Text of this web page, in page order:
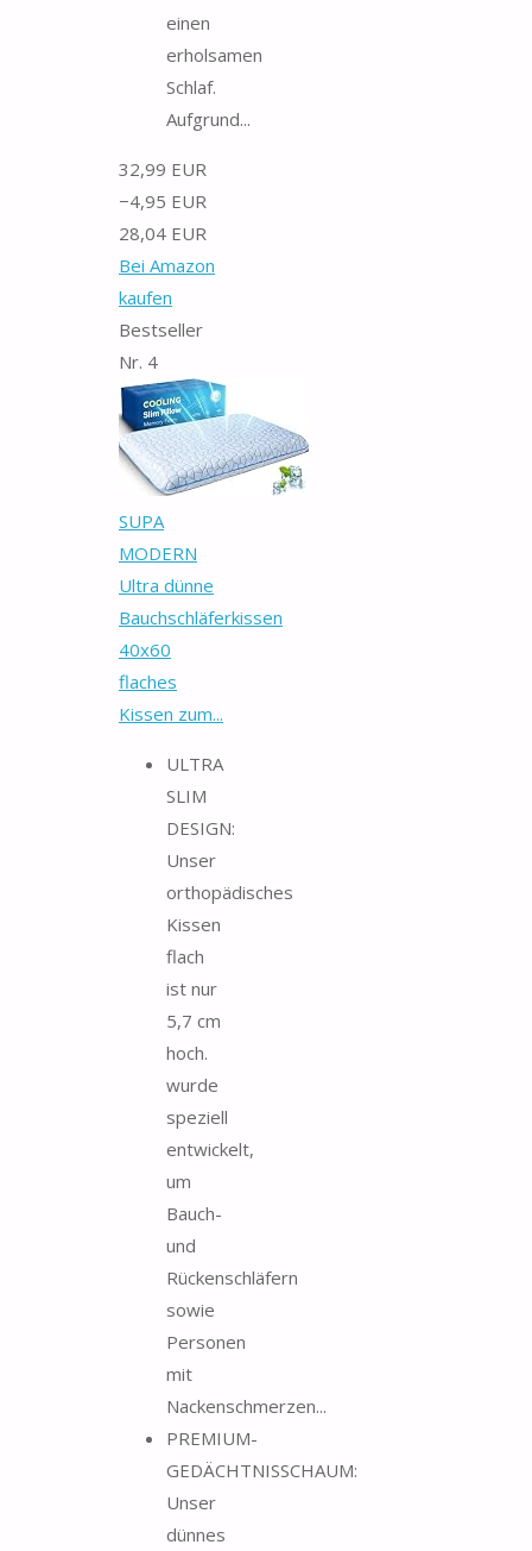
einen
erholsamen
Schlaf.
Aufgrund...
32,99 EUR
−4,95 EUR
28,04 EUR
Bei Amazon
kaufen
Bestseller
Nr. 4
SUPA
MODERN
Ultra dünne
Bauchschläferkissen
40x60
flaches
Kissen zum...
ULTRA
SLIM
DESIGN:
Unser
orthopädisches
Kissen
flach
ist nur
5,7 cm
hoch.
wurde
speziell
entwickelt,
um
Bauch-
und
Rückenschläfern
sowie
Personen
mit
Nackenschmerzen...
PREMIUM-
GEDÄCHTNISSCHAUM:
Unser
dünnes